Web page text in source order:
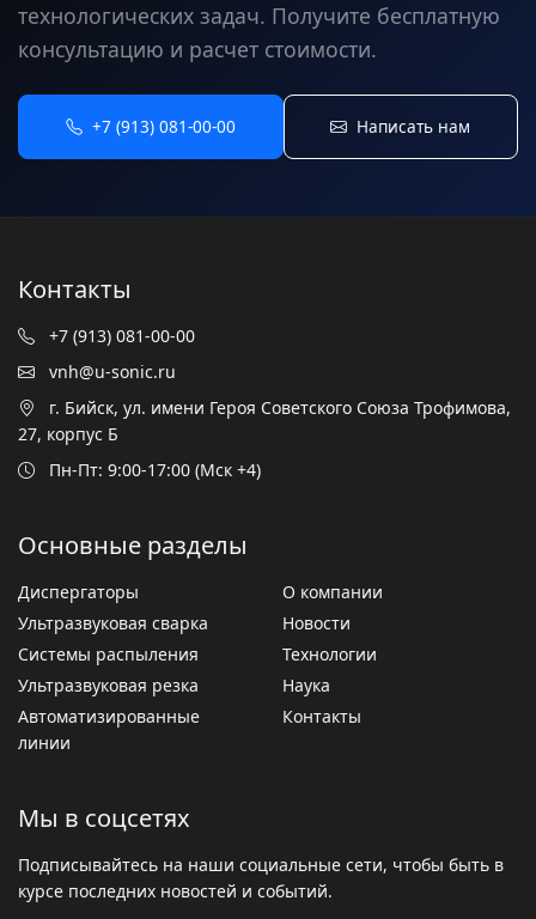
технологических задач. Получите бесплатную
консультацию и расчет стоимости.
+7 (913) 081-00-00 Написать нам
Контакты
+7 (913) 081-00-00
vnh@u-sonic.ru
г. Бийск, ул. имени Героя Советского Союза Трофимова,
27, корпус Б
Пн-Пт: 9:00-17:00 (Мск +4)
Основные разделы
Диспергаторы
Ультразвуковая сварка
Системы распыления
Ультразвуковая резка
Автоматизированные
линии
О компании
Новости
Технологии
Наука
Контакты
Мы в соцсетях
Подписывайтесь на наши социальные сети, чтобы быть в
курсе последних новостей и событий.